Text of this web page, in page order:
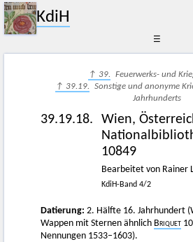
KdiH
☰
↑ 39. Feuerwerks- und
↑ 39.19. Sonstige und anonyme
Jahrhunderts
39.19.18.
Wien,
10849
Bearbeitet von Rainer
KdiH-Band 4/2
Datierung: 2. Hälfte 16. Jahrhundert
Wappen mit Sternen ähnlich Briquet
Nennungen 1533–1603).